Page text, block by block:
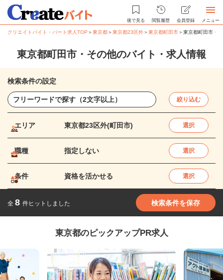
後で見る 閲覧履歴 会員登録 メニュー
クリエイトバイト・パート求人TOP ＞東京都＞東京都23区外＞東京都町田市＞東京都町田市・
東京都町田市・その他のバイト・求人情報
検索条件の設定
絞り込む
エリア 東京都23区外(町田市) 選択
職種 指定しない 選択
条件 資格を活かせる 選択
全 8 件ヒットしました 検索条件を保存
東京都のピックアップPR求人